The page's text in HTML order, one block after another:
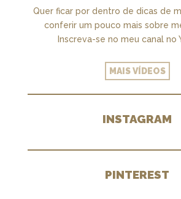
Quer ficar por dentro de dicas de
conferir um pouco mais sobre
Inscreva-se no meu canal no
MAIS VÍDEOS
INSTAGRAM
PINTEREST